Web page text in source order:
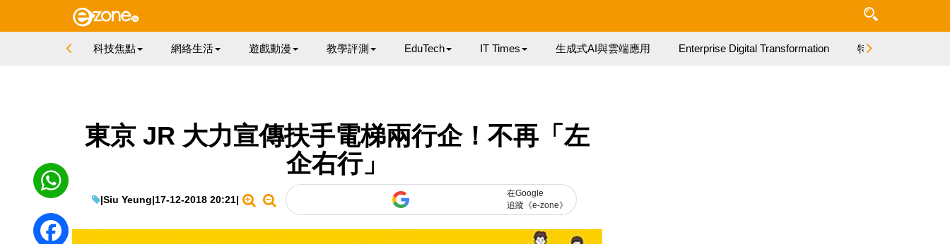
科技焦點 網絡生活 遊戲動漫 教學評測 EduTech IT Times 生成式AI與雲端應用 Enterprise Digital Transformation 特集
東京 JR 大力宣傳扶手電梯兩行企！不再「左
企右行」
|Siu Yeung|17-12-2018 20:21|
在Google
追蹤《e-zone》
WhatsApp